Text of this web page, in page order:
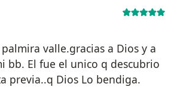
valle.gracias a Dios y a
bb. El fue el unico q descubrio
previa..q Dios Lo bendiga.